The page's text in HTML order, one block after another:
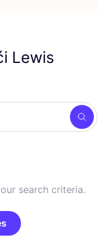
Lewis
search criteria.